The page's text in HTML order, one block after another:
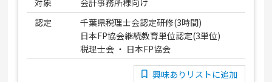
対象
会計事務所様向け
認定
千葉県税理士会認定研修(3時間)
日本FP協会継続教育単位認定(3単位)
税理士会 ・ 日本FP協会
興味ありリストに追加